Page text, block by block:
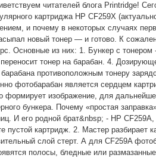
читателей блога Printridge!
картриджа HP CF259X
и почему в некоторых случаях
новый тонер — и готово. К
Основные из них: 1. Бункер с
тонер на барабан. 4.
противоположным тонеру
фотобарабан является сердцем
изображение, для
бункера. Почему «простая
И его родной брат&nbsp; - HP
картридж. 2. Мастер
слой стерт. А для CF259A
полосы, бледные или